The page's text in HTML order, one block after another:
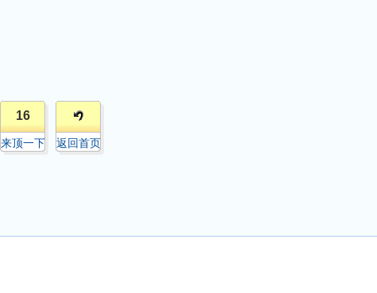
16
来顶一下 返回首页